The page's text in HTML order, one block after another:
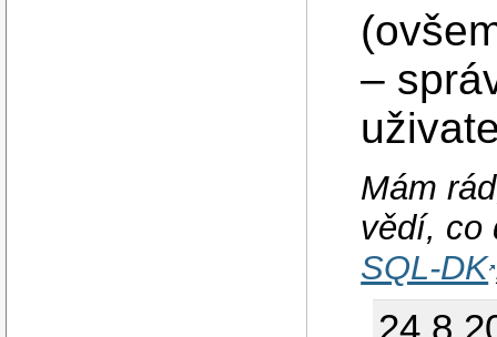
–
Mám
vědí, co
SQL-DK